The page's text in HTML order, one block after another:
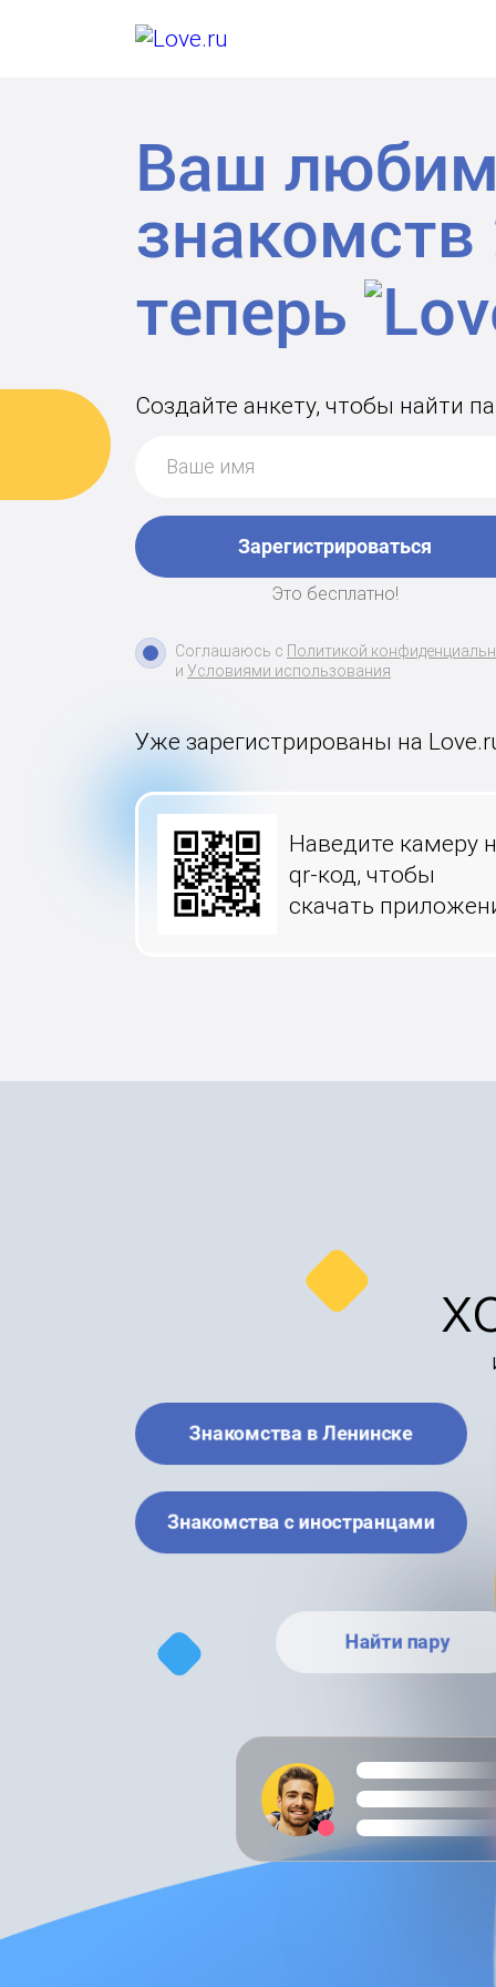
Ваш
знакомств
теперь
Создайте анкету, чтобы найти
Зарегистрироваться
Это бесплатно!
Соглашаюсь с Политикой
и Условиями использования
Уже зарегистрированы на
Наведите камеру
qr-код, чтобы
скачать
Знакомства в Ленинске
Знакомства с иностранцами
Найти пару